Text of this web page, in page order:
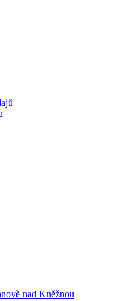
nad Kněžnou